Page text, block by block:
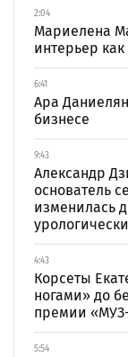
2:04
Мариелена
интерьер
6:41
Ара
бизнесе
9:43
Александр
основатель
изменилась
4:43
Корсеты
ногами» до
премии
5:54